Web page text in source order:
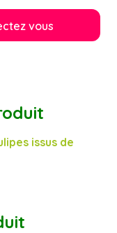
vous
issus de